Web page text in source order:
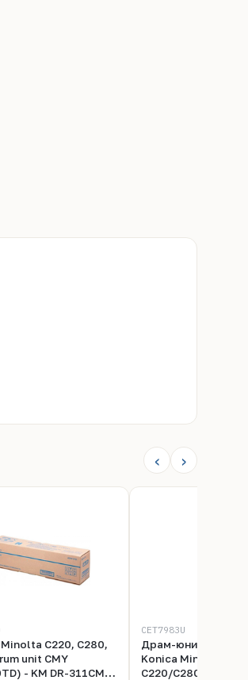
‹ ›
C220, C280,
unit CMY
- KM DR-311CMY
CET7983U
Драм-юнит DR-
Konica Minolta
C220/C280/C360